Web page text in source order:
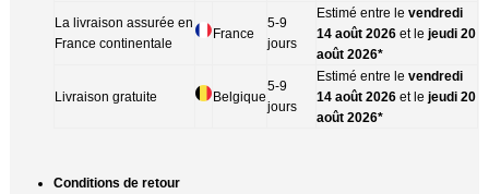
La livraison assurée en
France continentale
France
5-9
jours
Estimé entre levendredi
14 août 2026 et lejeudi 20
août 2026*
Livraison gratuite Belgique
5-9
jours
Estimé entre levendredi
14 août 2026 et lejeudi 20
août 2026*
Conditions de retour